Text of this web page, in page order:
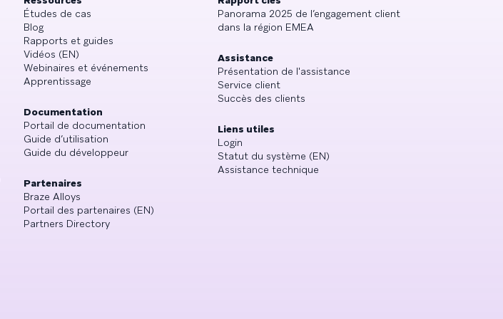
Études de cas
Blog
Rapports et guides
Vidéos (EN)
Webinaires et événements
Apprentissage
Documentation
Portail de documentation
Guide d’utilisation
Guide du développeur
Partenaires
Braze Alloys
Portail des partenaires (EN)
Partners Directory
Panorama 2025 de l’engagement client
dans la région EMEA
Assistance
Présentation de l'assistance
Service client
Succès des clients
Liens utiles
Login
Statut du système (EN)
Assistance technique